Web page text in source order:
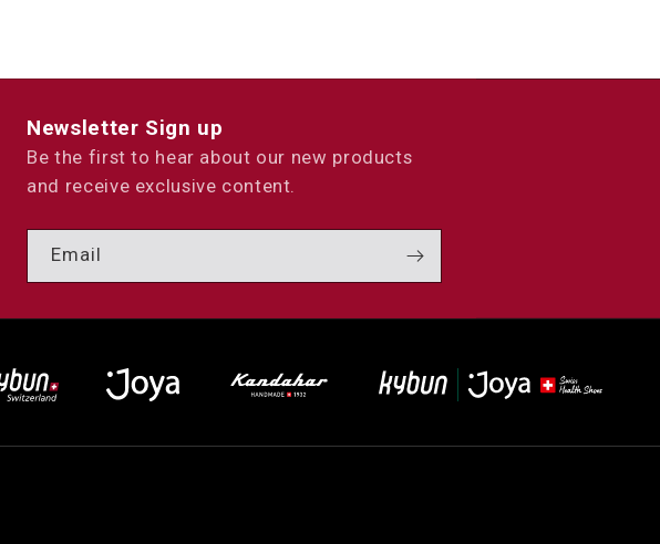
Newsletter Sign up
Be the first to hear about our new products
and receive exclusive content.
Email